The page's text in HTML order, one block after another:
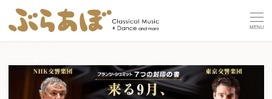
MENU